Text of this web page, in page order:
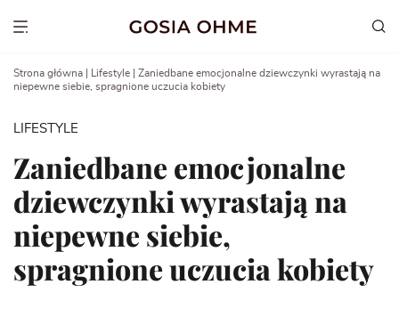
Show menu
Strona główna Lifestyle
Zaniedbane emocjonalne dziewczynki wyrastają na
niepewne siebie, spragnione uczucia kobiety
LIFESTYLE
Zaniedbane emocjonalne
dziewczynki wyrastają na
niepewne siebie,
spragnione uczucia kobiety